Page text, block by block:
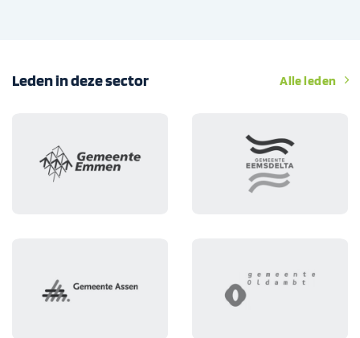
Leden in deze sector Alle leden